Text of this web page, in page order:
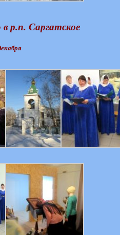
р.п. Саргатское